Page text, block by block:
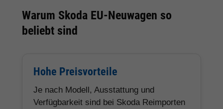
Warum Skoda EU-Neuwagen so
beliebt sind
Hohe Preisvorteile
Je nach Modell, Ausstattung und
Verfügbarkeit sind bei Skoda Reimporten